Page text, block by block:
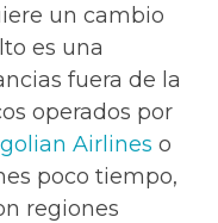
un cambio
es una
fuera de la
operados por
Airlines o
poco tiempo,
regiones